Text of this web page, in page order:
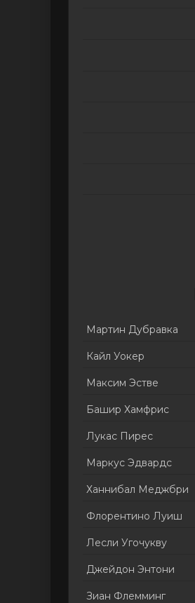
Мартин Дубравка
Кайл Уокер
Максим Эстве
Башир Хамфрис
Лукас Пирес
Маркус Эдвардс
Ханнибал Меджбри
Флорентино Луиш
Лесли Угочукву
Джейдон Энтони
Зиан Флемминг